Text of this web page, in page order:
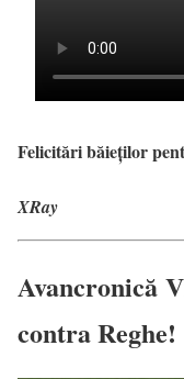
Felicitări băieților
XRay
Avancronică
contra Reghe!